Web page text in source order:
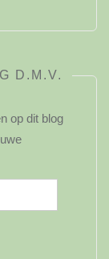
D.M.V.
op dit blog